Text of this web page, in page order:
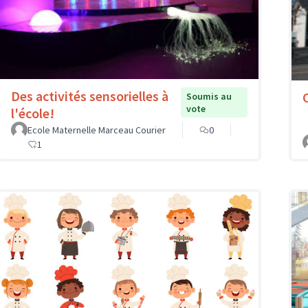
Des activités sensorielles à
l'école!
Soumis au
vote
Ecole Maternelle Marceau Courier
0
1